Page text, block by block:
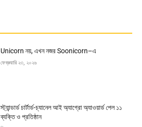
Unicorn নয়, এখন নজর Soonicorn–এ
ফেব্রুয়ারি ২৩, ২০২৬
স্ট্যান্ডার্ড চার্টার্ড-চ্যানেল আই অ্যাগ্রো অ্যাওয়ার্ড পেল ১১
ব্যক্তি ও প্রতিষ্ঠান